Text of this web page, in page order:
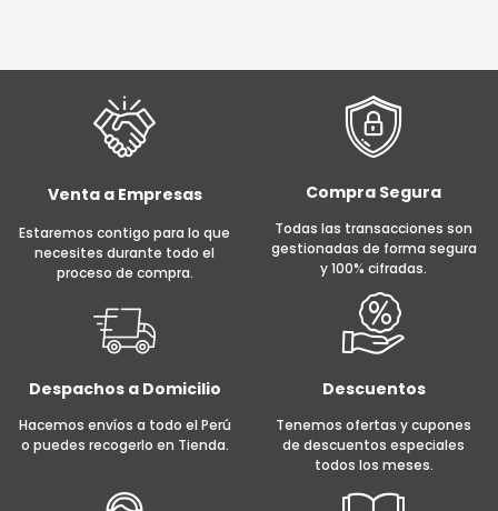
múltiples
pueden
en
página
Venta a Empresas
Estaremos contigo para lo que
necesites durante todo el
proceso de compra.
Compra Segura
Todas las transacciones son
gestionadas de forma segura
y 100% cifradas.
Despachos a Domicilio
Hacemos envíos a todo el Perú
o puedes recogerlo en Tienda.
Descuentos
Tenemos ofertas y cupones
de descuentos especiales
todos los meses.